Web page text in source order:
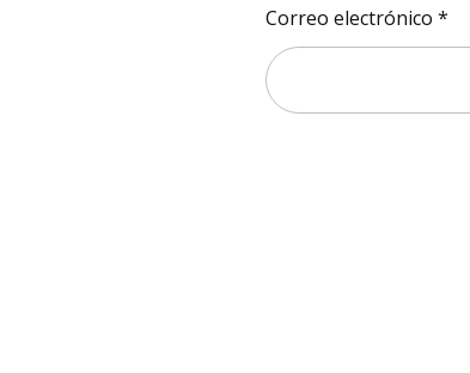
Correo electrónico *